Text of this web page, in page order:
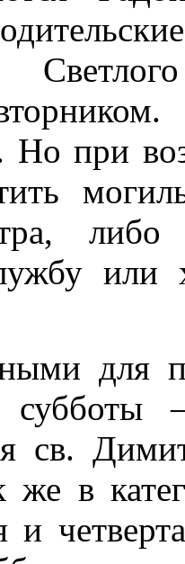
Но при
либо
или
для
св.
же в
и